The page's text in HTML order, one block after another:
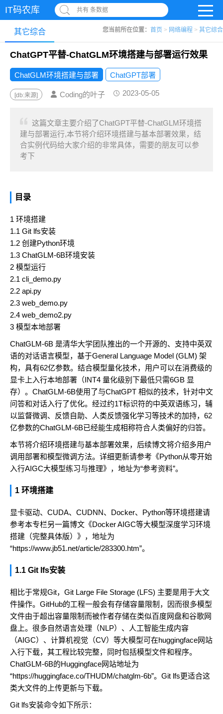
IT码农库 共有 条数据
您当前所在位置： 首页 > 网络编程 > 其它综合
其它综合
ChatGPT平替-ChatGLM环境搭建与部署运行效果
ChatGLM环境搭建与部署 ChatGPT部署
[db:来源] Coding的叶子 2023-05-05
这篇文章主要介绍了ChatGPT平替-ChatGLM环境搭
建与部署运行,本节将介绍环境搭建与基本部署效果，结
合实例代码给大家介绍的非常具体，需要的朋友可以参
考下
目录
1 环境搭建
1.1 Git lfs安装
1.2 创建Python环境
1.3 ChatGLM-6B环境安装
2 模型运行
2.1 cli_demo.py
2.2 api.py
2.3 web_demo.py
2.4 web_demo2.py
3 模型本地部署
ChatGLM-6B 是清华大学团队推出的一个开源的、支持中英双
语的对话语言模型，基于General Language Model (GLM) 架
构，具有62亿参数。结合模型量化技术，用户可以在消费级的
显卡上入行本地部署（INT4 量化级别下最低只需6GB 显
存）。ChatGLM-6B使用了与ChatGPT 相似的技术，针对中文
问答和对话入行了优化。经过约1T标识符的中英双语练习，辅
以监督微调、反馈自助、人类反馈强化学习等技术的加持，62
亿参数的ChatGLM-6B已经能生成相称符合人类偏好的归答。
本节将介绍环境搭建与基本部署效果，后续博文将介绍多用户
调用部署和模型微调方法。详细更新请参考《Python从零开始
入行AIGC大模型练习与推理》，地址为“参考资料”。
1 环境搭建
显卡驱动、CUDA、CUDNN、Docker、Python等环境搭建请
参考本专栏另一篇博文《Docker AIGC等大模型深度学习环境
搭建（完整具体版）》，地址为
“https://www.jb51.net/article/283300.htm”。
1.1 Git lfs安装
相比于常规Git，Git Large File Storage (LFS) 主要是用于大文
件操作。GitHub的工程一般会有存储容量限制，因而很多模型
文件由于超出容量限制而被作者存储在类似百度网盘和谷歌网
盘上。很多自然语言处理（NLP）、人工智能生成内容
（AIGC）、计算机视觉（CV）等大模型可在huggingface网站
入行下载，其工程比较完整，同时包括模型文件和程序。
ChatGLM-6B的Huggingface网站地址为
“https://huggingface.co/THUDM/chatglm-6b”。Git lfs更适合这
类大文件的上传更新与下载。
Git lfs安装命令如下所示：